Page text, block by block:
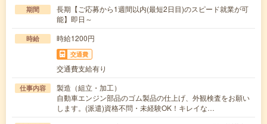
期間
長期【ご応募から1週間以内(最短2日目)のスピード就業が可
能】即日～
時給 時給1200円
交通費
交通費支給有り
仕事内容
製造（組立・加工）
自動車エンジン部品のゴム製品の仕上げ、外観検査をお願い
します。(派遣)資格不問・未経験OK！キレイな…